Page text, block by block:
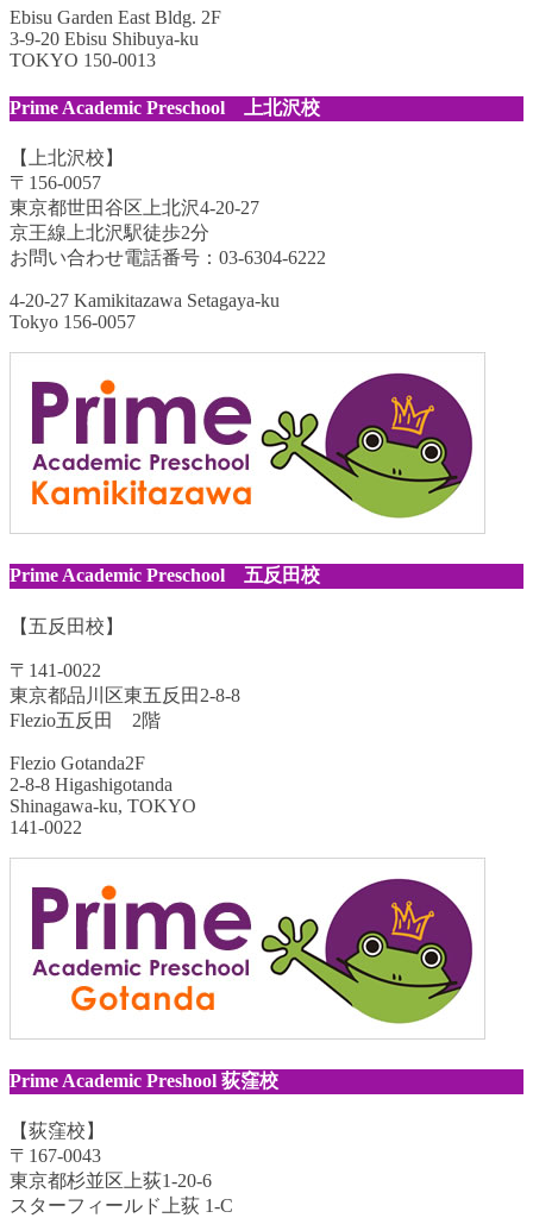
Ebisu Garden East Bldg. 2F
3-9-20 Ebisu Shibuya-ku
TOKYO 150-0013
Prime Academic Preschool 上北沢校
【上北沢校】
〒156-0057
東京都世田谷区上北沢4-20-27
京王線上北沢駅徒歩2分
お問い合わせ電話番号：03-6304-6222
4-20-27 Kamikitazawa Setagaya-ku
Tokyo 156-0057
Prime Academic Preschool 五反田校
【五反田校】
〒141-0022
東京都品川区東五反田2-8-8
Flezio五反田 2階
Flezio Gotanda2F
2-8-8 Higashigotanda
Shinagawa-ku, TOKYO
141-0022
Prime Academic Preshool 荻窪校
【荻窪校】
〒167-0043
東京都杉並区上荻1-20-6
スターフィールド上荻 1-C